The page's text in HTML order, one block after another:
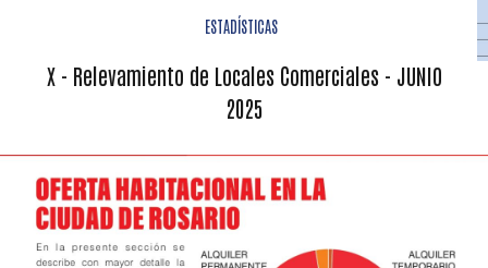
ESTADÍSTICAS
X - Relevamiento de Locales Comerciales - JUNIO
2025